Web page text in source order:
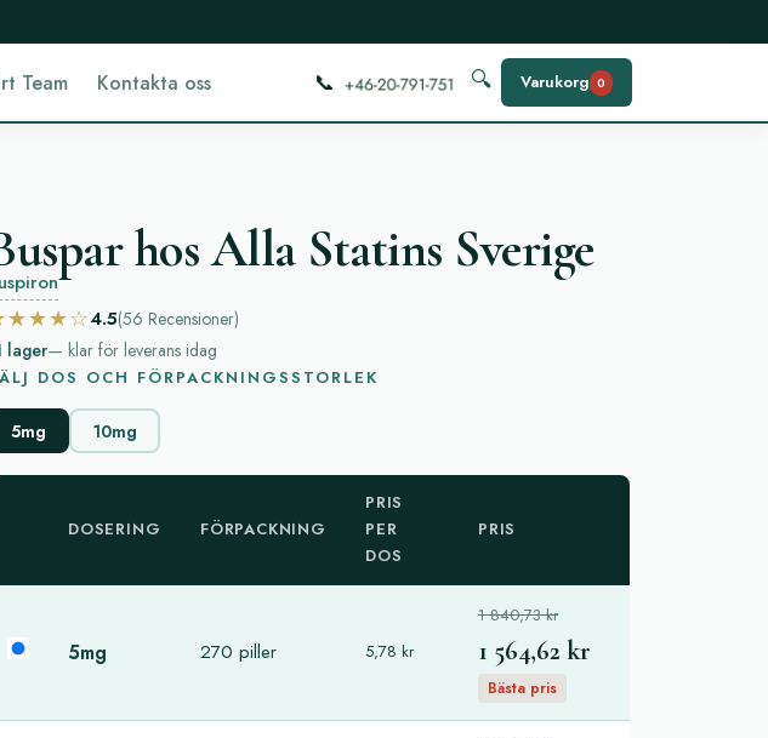
Team Kontakta oss 📞 🔍 Varukorg 0
hos Alla Statins Sverige
4.5(56 Recensioner)
lager— klar för leverans idag
DOS OCH FÖRPACKNINGSSTORLEK
5mg 10mg
DOSERING FÖRPACKNING
PRIS
PER
DOS
PRIS
5mg 270 piller 5,78 kr
1 840,73 kr
1 564,62 kr
Bästa pris